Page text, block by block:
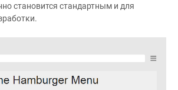
становится стандартным и для